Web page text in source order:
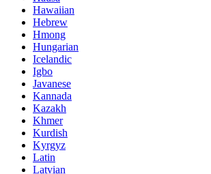
Hawaiian
Hebrew
Hmong
Hungarian
Icelandic
Igbo
Javanese
Kannada
Kazakh
Khmer
Kurdish
Kyrgyz
Latin
Latvian